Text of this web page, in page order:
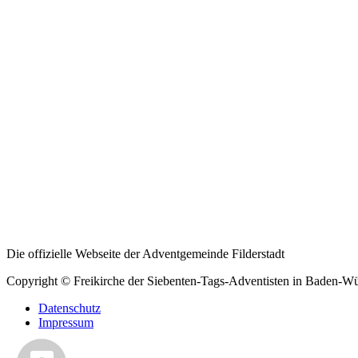
Die offizielle Webseite der Adventgemeinde Filderstadt
Copyright © Freikirche der Siebenten-Tags-Adventisten in Baden-
Datenschutz
Impressum